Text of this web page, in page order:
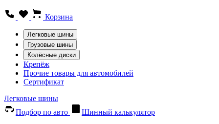
Корзина
Легковые шины
Грузовые шины
Колёсные диски
Крепёж
Прочие товары для автомобилей
Сертификат
Легковые шины
Подбор по авто
Шинный калькулятор